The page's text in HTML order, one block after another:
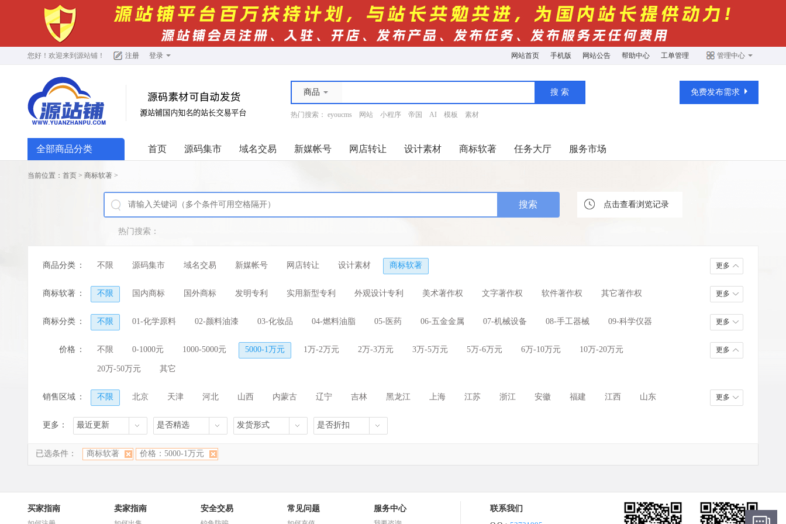
您好！欢迎来到 源站铺 ！ 注册 登录 网站首页 手机版 网站公告 帮助中心 工单管理 管理中心
商品
热门搜索： eyoucms 网站 小程序 帝国 AI 模板 素材
免费发布需求
全部商品分类 首页 源码集市 域名交易 新媒帐号 网店转让 设计素材 商标软著 任务大厅 服务市场
当前位置： 首页 > 商标软著 >
点击查看浏览记录
热门搜索：
商品分类 ： 不限 源码集市 域名交易 新媒帐号 网店转让 设计素材 商标软著 更多
商标软著 ： 不限 国内商标 国外商标 发明专利 实用新型专利 外观设计专利 美术著作权 文字著作权 软件著作权 其它著作权 更多
商标分类 ： 不限 01-化学原料 02-颜料油漆 03-化妆品 04-燃料油脂 05-医药 06-五金金属 07-机械设备 08-手工器械 09-科学仪器
12-运输工具 13-军火烟火
21-厨房洁具 22-绳网袋篷
38-通讯传媒 39-运输旅行 40-材料处理 41-教育娱乐 42-技术服务 43-餐饮酒店 44-医疗园艺 45-法律
更多
价格 ： 不限 0-1000元 1000-5000元 5000-1万元 1万-2万元 2万-3万元 3万-5万元 5万-6万元 6万-10万元 10万-20万元
20万-50万元 其它
更多
销售区域 ： 不限 北京 天津 河北 山西 内蒙古 辽宁 吉林 黑龙江 上海 江苏 浙江 安徽 福建 江西 山东
河南 湖北 湖南 广东 广西 海南 重庆 四川 贵州
香港 澳门
更多
更多： 最近更新 是否精选 发货形式 是否折扣
已选条件： 商标软著 价格：5000-1万元
买家指南 卖家指南 安全交易 常见问题 服务中心
联系我们